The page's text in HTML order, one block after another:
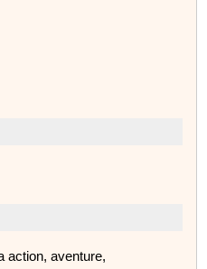
action, aventure,